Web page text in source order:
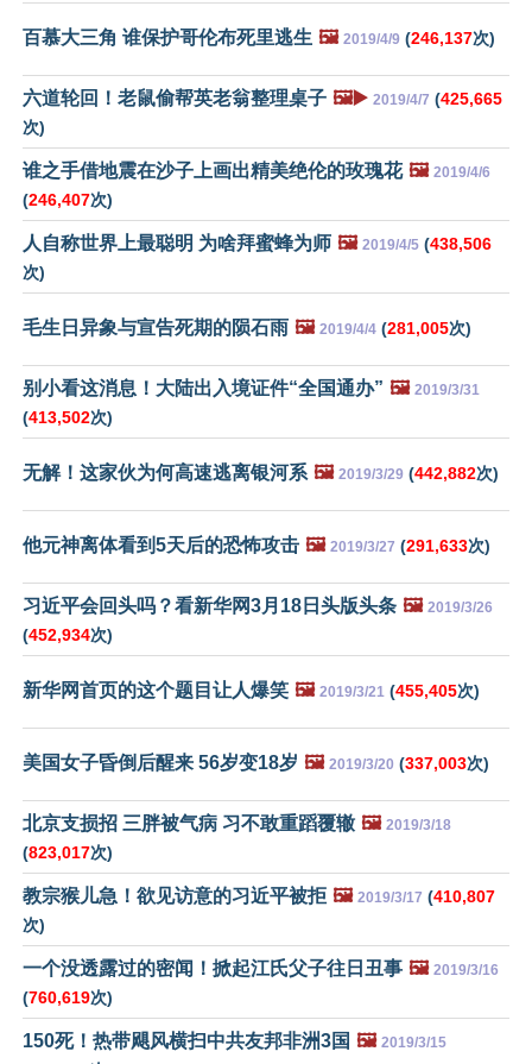
百慕大三角 谁保护哥伦布死里逃生 🖼️ 2019/4/9 (246,137次)
六道轮回！老鼠偷帮英老翁整理桌子 🖼️▶️ 2019/4/7 (425,665
次)
谁之手借地震在沙子上画出精美绝伦的玫瑰花 🖼️ 2019/4/6
(246,407次)
人自称世界上最聪明 为啥拜蜜蜂为师 🖼️ 2019/4/5 (438,506
次)
毛生日异象与宣告死期的陨石雨 🖼️ 2019/4/4 (281,005次)
别小看这消息！大陆出入境证件“全国通办” 🖼️ 2019/3/31
(413,502次)
无解！这家伙为何高速逃离银河系 🖼️ 2019/3/29 (442,882次)
他元神离体看到5天后的恐怖攻击 🖼️ 2019/3/27 (291,633次)
习近平会回头吗？看新华网3月18日头版头条 🖼️ 2019/3/26
(452,934次)
新华网首页的这个题目让人爆笑 🖼️ 2019/3/21 (455,405次)
美国女子昏倒后醒来 56岁变18岁 🖼️ 2019/3/20 (337,003次)
北京支损招 三胖被气病 习不敢重蹈覆辙 🖼️ 2019/3/18
(823,017次)
教宗猴儿急！欲见访意的习近平被拒 🖼️ 2019/3/17 (410,807
次)
一个没透露过的密闻！掀起江氏父子往日丑事 🖼️ 2019/3/16
(760,619次)
150死！热带飓风横扫中共友邦非洲3国 🖼️ 2019/3/15